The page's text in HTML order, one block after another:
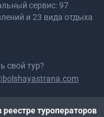
сервис: 97
и 23 вида отдыха
свой тур?
туроператоров